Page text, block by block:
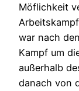
Möflichkeit
war nach
Kampf um
außerhalb
danach von